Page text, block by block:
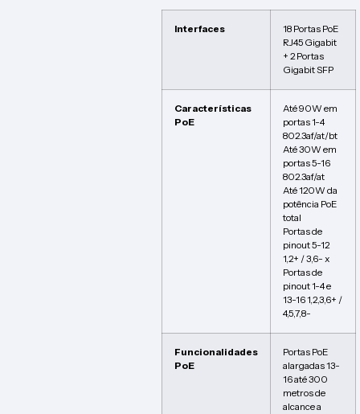
Interfaces
18 Portas PoE
RJ45 Gigabit
+ 2 Portas
Gigabit SFP
Características
PoE
Até 90W em
portas 1-4
802.3af/at/bt
Até 30W em
portas 5-16
802.3af/at
Até 120W da
potência PoE
total
Portas de
pinout 5-12
1,2+ / 3,6- x
Portas de
pinout 1-4 e
13-16 1,2,3,6+ /
4,5,7,8-
Funcionalidades
PoE
Portas PoE
alargadas 13-
16 até 300
metros de
alcance a